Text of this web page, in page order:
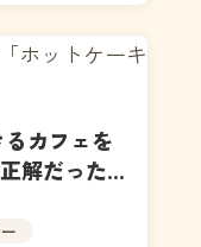
カフェを
解だった